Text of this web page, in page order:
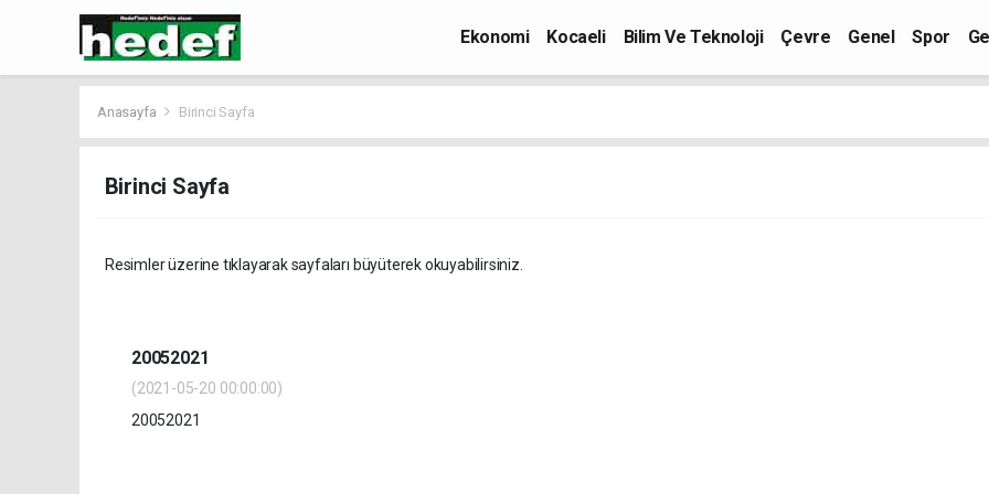
Ekonomi Kocaeli Bilim Ve Teknoloji Çevre Genel Spor
Anasayfa Birinci Sayfa
Birinci Sayfa
Resimler üzerine tıklayarak sayfaları büyüterek okuyabilirsiniz.
20052021
(2021-05-20 00:00:00)
20052021